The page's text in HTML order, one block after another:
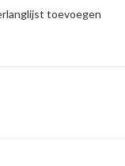
toevoegen